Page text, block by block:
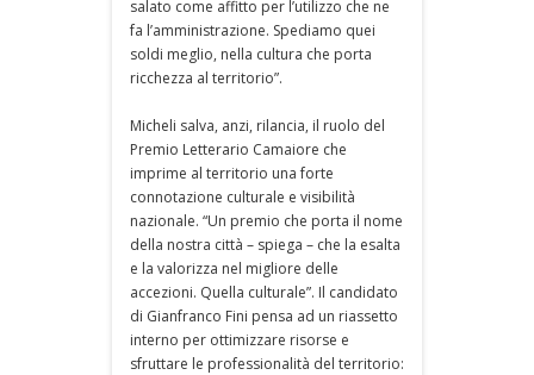
salato come affitto per l’utilizzo che ne
fa l’amministrazione. Spediamo quei
soldi meglio, nella cultura che porta
ricchezza al territorio”.
Micheli salva, anzi, rilancia, il ruolo del
Premio Letterario Camaiore che
imprime al territorio una forte
connotazione culturale e visibilità
nazionale. “Un premio che porta il nome
della nostra città – spiega – che la esalta
e la valorizza nel migliore delle
accezioni. Quella culturale”. Il candidato
di Gianfranco Fini pensa ad un riassetto
interno per ottimizzare risorse e
sfruttare le professionalità del territorio: